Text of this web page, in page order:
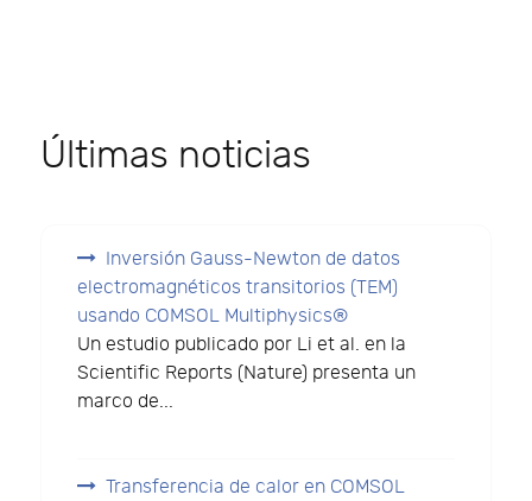
Últimas noticias
Inversión Gauss-Newton de datos
electromagnéticos transitorios (TEM)
usando COMSOL Multiphysics®
Un estudio publicado por Li et al. en la
Scientific Reports (Nature) presenta un
marco de...
Transferencia de calor en COMSOL